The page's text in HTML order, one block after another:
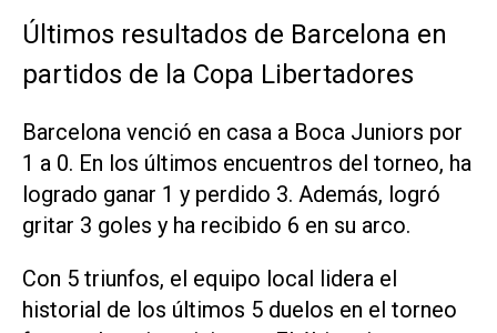
Últimos resultados de Barcelona en
partidos de la Copa Libertadores
Barcelona venció en casa a Boca Juniors por
1 a 0. En los últimos encuentros del torneo, ha
logrado ganar 1 y perdido 3. Además, logró
gritar 3 goles y ha recibido 6 en su arco.
Con 5 triunfos, el equipo local lidera el
historial de los últimos 5 duelos en el torneo